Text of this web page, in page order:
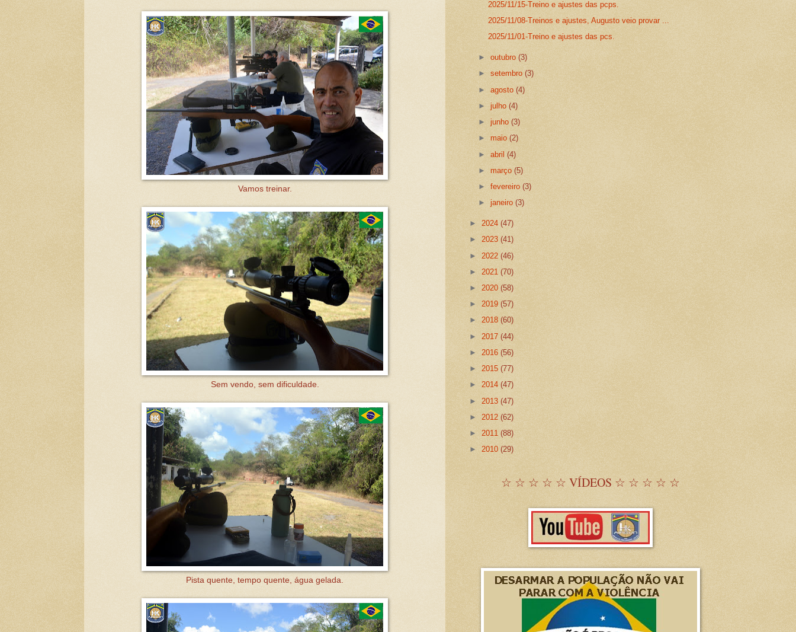
Vamos treinar.
Sem vendo, sem dificuldade.
Pista quente, tempo quente, água gelada.
2025/11/15-Treino e ajustes das pcps.
2025/11/08-Treinos e ajustes, Augusto veio provar ...
2025/11/01-Treino e ajustes das pcs.
►outubro(3)
►setembro(3)
►agosto(4)
►julho(4)
►junho(3)
►maio(2)
►abril(4)
►março(5)
►fevereiro(3)
►janeiro(3)
► 2024 (47)
► 2023 (41)
► 2022 (46)
► 2021 (70)
► 2020 (58)
► 2019 (57)
► 2018 (60)
► 2017 (44)
► 2016 (56)
► 2015 (77)
► 2014 (47)
► 2013 (47)
► 2012 (62)
► 2011 (88)
► 2010 (29)
☆ ☆ ☆ ☆ ☆ VÍDEOS ☆ ☆ ☆ ☆ ☆